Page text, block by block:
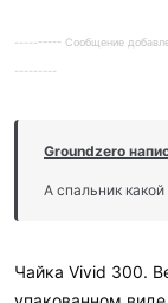
---------- Сообщение
---------
Groundzero
А спальник какой
Чайка Vivid 300.